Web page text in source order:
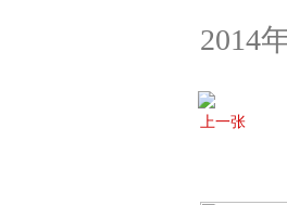
2014
上一张